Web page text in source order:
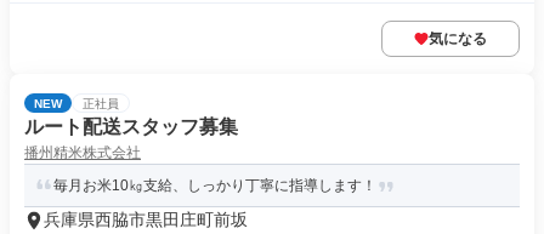
気になる
NEW 正社員
ルート配送スタッフ募集
播州精米株式会社
毎月お米10㎏支給、しっかり丁寧に指導します！
兵庫県西脇市黒田庄町前坂